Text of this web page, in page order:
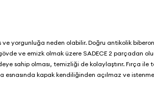
yorgunluğa neden olabilir. Doğru antikolik biberon
ve emizk olmak üzere SADECE 2 parçadan
sahip olması, temizliği de kolaylaştırır. Fırça ile
esnasında kapak kendiliğinden açılmaz ve